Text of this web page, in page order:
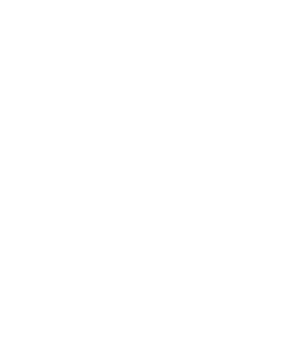
Culture – Makerspace